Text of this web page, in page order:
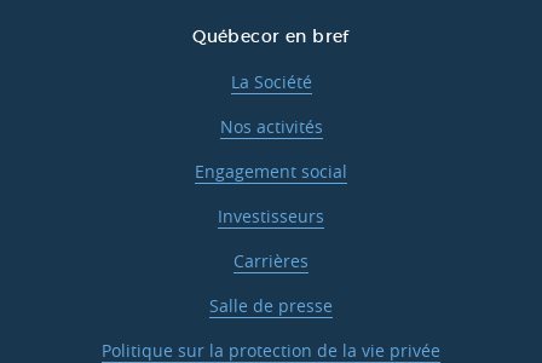
Québecor en bref
La Société
Nos activités
Engagement social
Investisseurs
Carrières
Salle de presse
Politique sur la protection de la vie privée